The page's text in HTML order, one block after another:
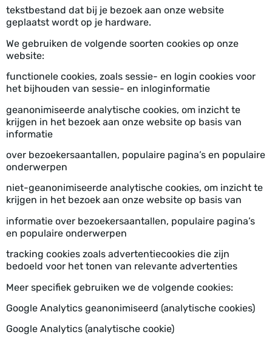
tekstbestand dat bij je bezoek aan onze website
geplaatst wordt op je hardware.
We gebruiken de volgende soorten cookies op onze
website:
functionele cookies, zoals sessie- en login cookies voor
het bijhouden van sessie- en inloginformatie
geanonimiseerde analytische cookies, om inzicht te
krijgen in het bezoek aan onze website op basis van
informatie
over bezoekersaantallen, populaire pagina’s en populaire
onderwerpen
niet-geanonimiseerde analytische cookies, om inzicht te
krijgen in het bezoek aan onze website op basis van
informatie over bezoekersaantallen, populaire pagina’s
en populaire onderwerpen
tracking cookies zoals advertentiecookies die zijn
bedoeld voor het tonen van relevante advertenties
Meer specifiek gebruiken we de volgende cookies:
Google Analytics geanonimiseerd (analytische cookies)
Google Analytics (analytische cookie)